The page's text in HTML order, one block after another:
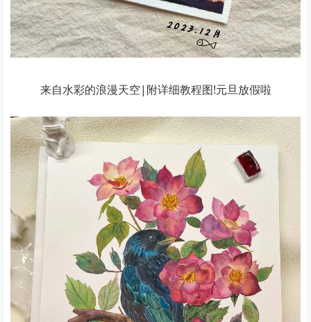
来自水彩的浪漫天空|附详细教程图!元旦放假啦